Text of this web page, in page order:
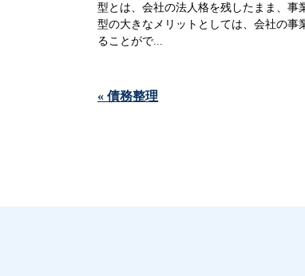
型とは、会社の法人格を残したまま、事
型の大きなメリットとしては、会社の
ることがで...
« 債務整理